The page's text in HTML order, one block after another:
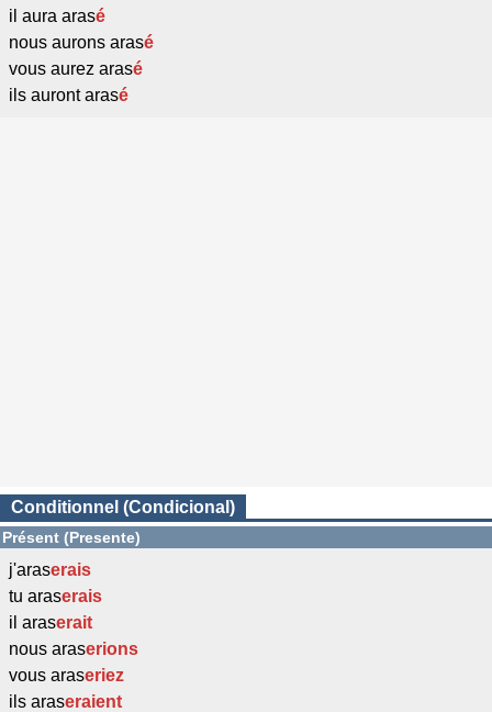
il aura arasé
nous aurons arasé
vous aurez arasé
ils auront arasé
Conditionnel (Condicional)
Présent (Presente)
j'araserais
tu araserais
il araserait
nous araserions
vous araseriez
ils araseraient